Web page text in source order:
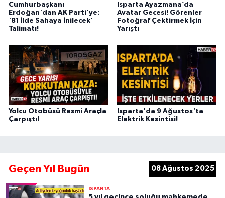
Cumhurbaşkanı
Erdoğan'dan AK Parti'ye:
'81 İlde Sahaya İnilecek'
Talimatı!
Isparta Ayazmana’da
Avatar Gecesi! Görenler
Fotoğraf Çektirmek İçin
Yarıştı
Yolcu Otobüsü Resmi Araçla
Çarpıştı!
Isparta'da 9 Ağustos'ta
Elektrik Kesintisi!
Geçen Yıl Bugün 08 Ağustos 2025
ISPARTA